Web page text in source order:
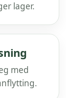
lager.
med